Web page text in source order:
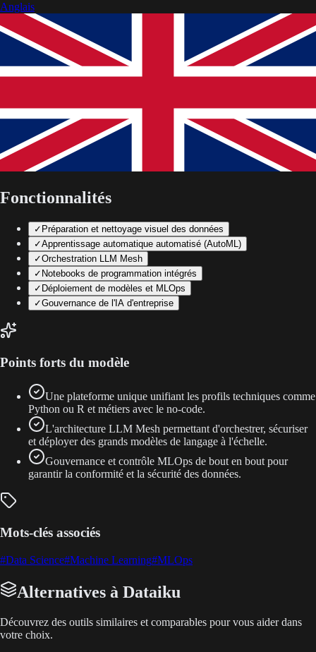
Anglais
Fonctionnalités
✓ Préparation et nettoyage visuel des données
✓Apprentissage automatique automatisé (AutoML)
✓Orchestration LLM Mesh
✓ Notebooks de programmation intégrés
✓ Déploiement de modèles et MLOps
✓Gouvernance de l'IA d'entreprise
Points forts du modèle
Une plateforme unique unifiant les profils techniques comme
Python ou R et métiers avec le no-code.
L'architecture LLM Mesh permettant d'orchestrer, sécuriser
et déployer des grands modèles de langage à l'échelle.
Gouvernance et contrôle MLOps de bout en bout pour
garantir la conformité et la sécurité des données.
Mots-clés associés
#Data Science#Machine Learning#MLOps
Alternatives à Dataiku
Découvrez des outils similaires et comparables pour vous aider dans
votre choix.